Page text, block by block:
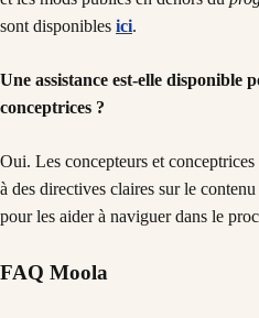
sont disponibles ici.
Une assistance est-elle disponible
conceptrices ?
Oui. Les concepteurs et
à des directives claires sur le
pour les aider à naviguer dans le
FAQ Moola